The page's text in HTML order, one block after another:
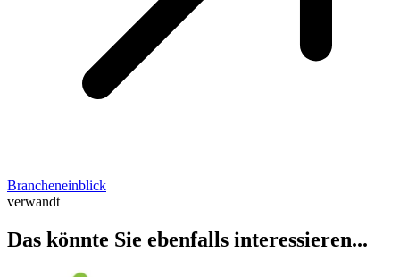
Brancheneinblick
verwandt
Das könnte Sie ebenfalls interessieren...